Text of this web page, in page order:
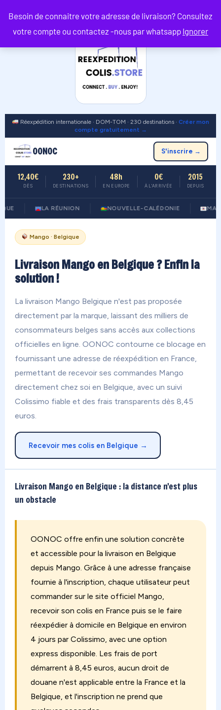
Besoin de connaitre votre adresse de livraison? Consultez
votre compte ou contactez -nous par whatsapp Ignorer
Réexpédition internationale · DOM-TOM · 230 destinations · Créer mon
compte gratuitement →
OONOC S'inscrire →
12,40€
DÈS
230+
DESTINATIONS
48h
EN EUROPE
0€
À L'ARRIVÉE
2015
DEPUIS
LA RÉUNION NOUVELLE-CALÉDONIE MAYOTTE
Mango · Belgique
Livraison Mango en Belgique ? Enfin la
solution !
La livraison Mango Belgique n'est pas proposée
directement par la marque, laissant des milliers de
consommateurs belges sans accès aux collections
officielles en ligne. OONOC contourne ce blocage en
fournissant une adresse de réexpédition en France,
permettant de recevoir ses commandes Mango
directement chez soi en Belgique, avec un suivi
Colissimo fiable et des frais transparents dès 8,45
euros.
Recevoir mes colis en Belgique →
Livraison Mango en Belgique : la distance n'est plus
un obstacle
OONOC offre enfin une solution concrète
et accessible pour la livraison en Belgique
depuis Mango. Grâce à une adresse française
fournie à l'inscription, chaque utilisateur peut
commander sur le site officiel Mango,
recevoir son colis en France puis se le faire
réexpédier à domicile en Belgique en environ
4 jours par Colissimo, avec une option
express disponible. Les frais de port
démarrent à 8,45 euros, aucun droit de
douane n'est applicable entre la France et la
Belgique, et l'inscription ne prend que